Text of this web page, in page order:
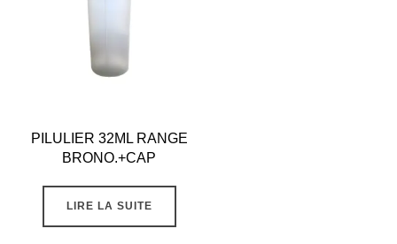
PILULIER 32ML RANGE
BRONO.+CAP
LIRE LA SUITE